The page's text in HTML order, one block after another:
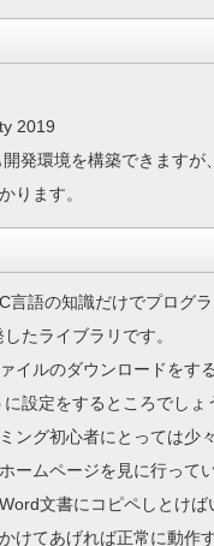
2019
発環境を構築できます
ります。
言語の知識だけでプログ
たライブラリです。
イルのダウンロードを
設定をするところでし
ング初心者にとっては
ームページを見に行って
文書にコピペしとけ
けてあげれば正常に動作